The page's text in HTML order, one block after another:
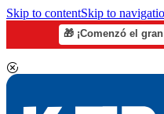
Skip to contentSkip to
🎁 ¡Comenzó el